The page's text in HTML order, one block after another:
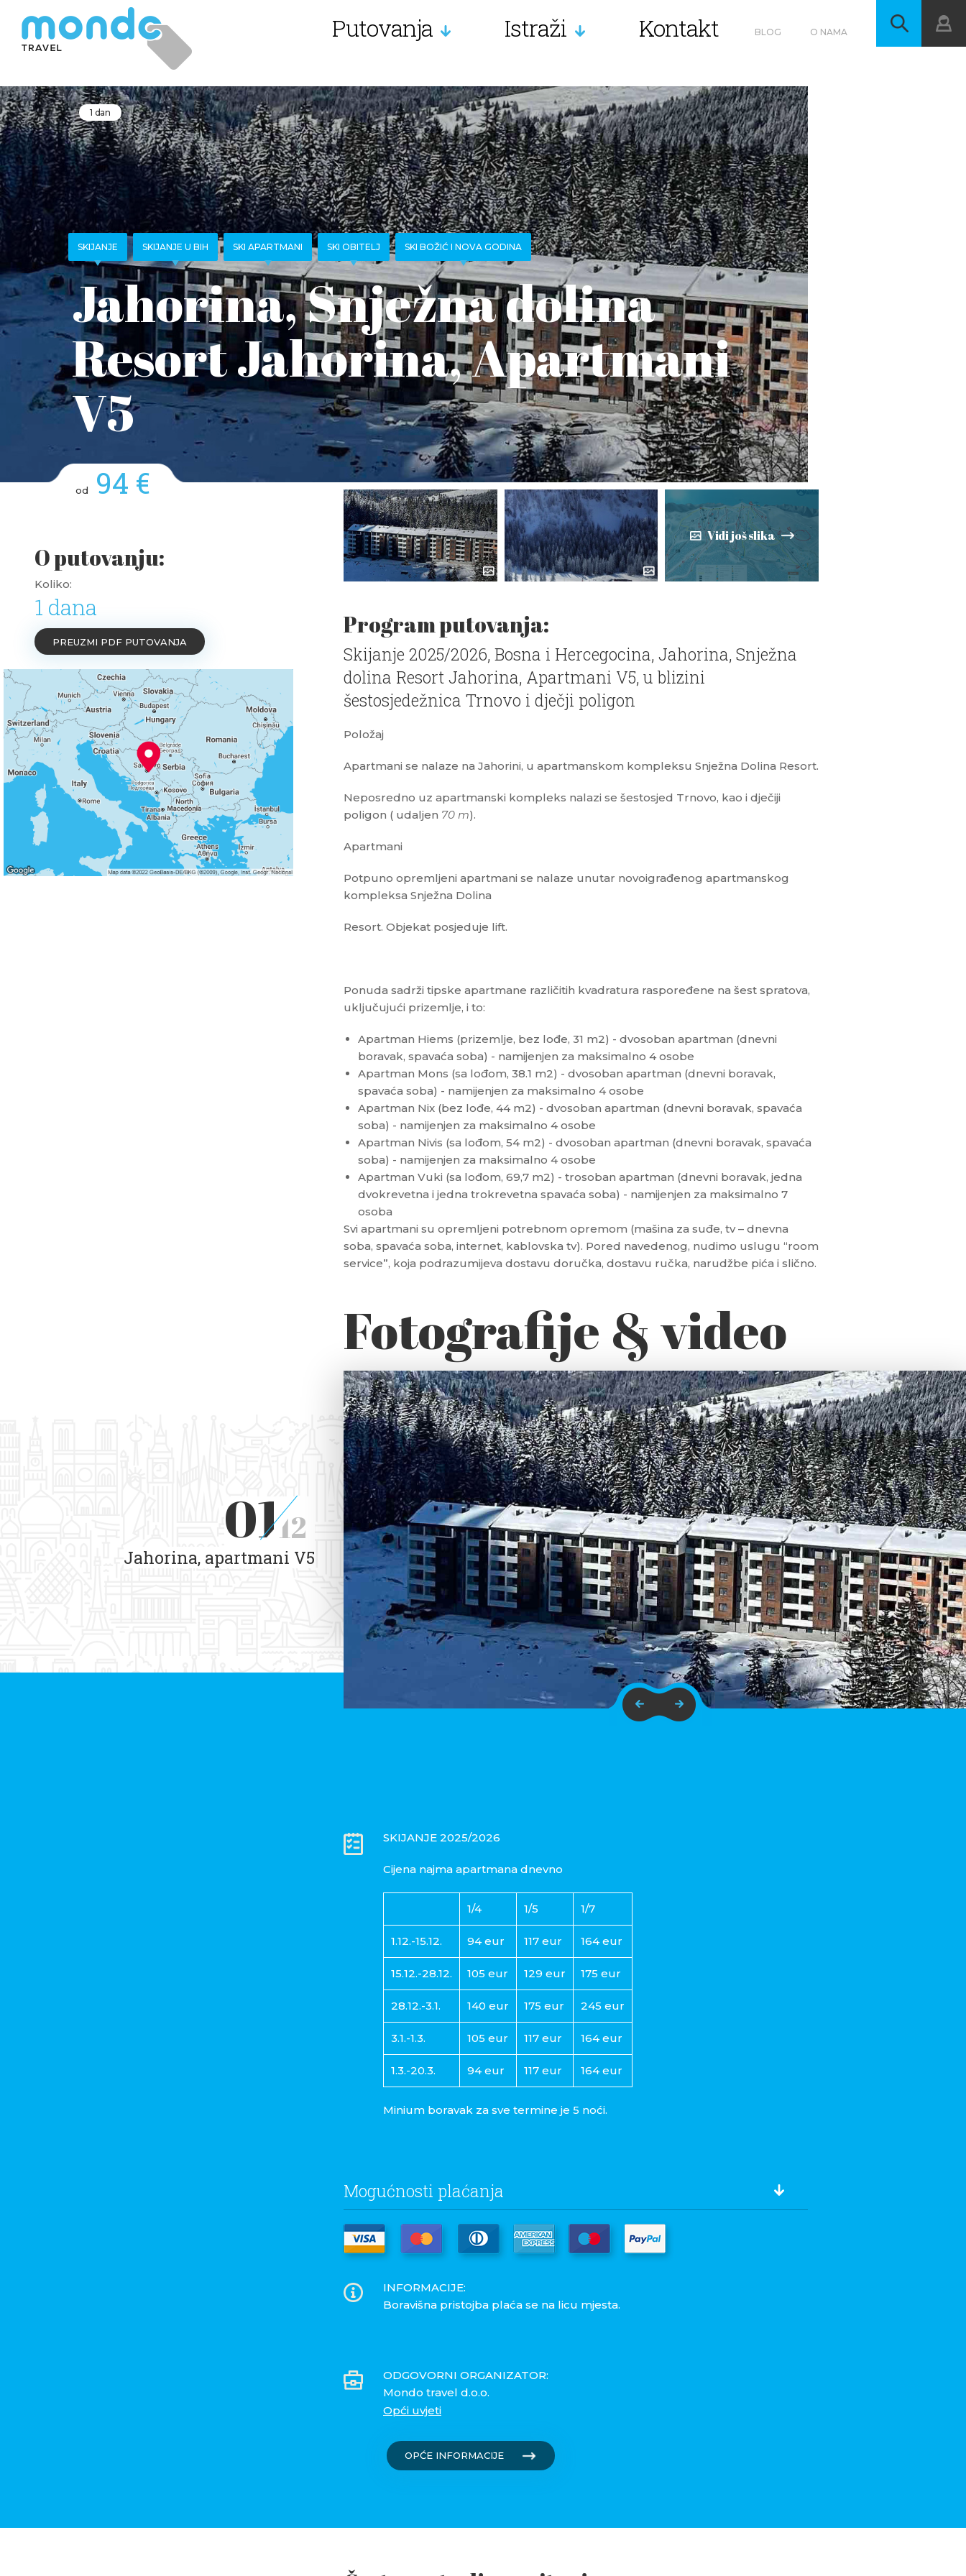
Putovanja Istraži Kontakt BLOG O NAMA
1 dan
SKIJANJE SKIJANJE U BIH SKI APARTMANI SKI OBITELJ SKI BOŽIĆ I NOVA GODINA
Jahorina, Snježna dolina
Resort Jahorina, Apartmani
V5
od 94 €
O putovanju:
Koliko:
1 dana
PREUZMI PDF PUTOVANJA
Vidi još slika
Program putovanja:
Skijanje 2025/2026, Bosna i Hercegocina, Jahorina, Snježna
dolina Resort Jahorina, Apartmani V5, u blizini
šestosjedežnica Trnovo i dječji poligon
Položaj
Apartmani se nalaze na Jahorini, u apartmanskom kompleksu Snježna Dolina Resort.
Neposredno uz apartmanski kompleks nalazi se šestosjed Trnovo, kao i dječiji
poligon ( udaljen 70 m).
Apartmani
Potpuno opremljeni apartmani se nalaze unutar novoigrađenog apartmanskog
kompleksa Snježna Dolina
Resort. Objekat posjeduje lift.
Ponuda sadrži tipske apartmane različitih kvadratura raspoređene na šest spratova,
uključujući prizemlje, i to:
Apartman Hiems (prizemlje, bez lođe, 31 m2) - dvosoban apartman (dnevni
boravak, spavaća soba) - namijenjen za maksimalno 4 osobe
Apartman Mons (sa lođom, 38.1 m2) - dvosoban apartman (dnevni boravak,
spavaća soba) - namijenjen za maksimalno 4 osobe
Apartman Nix (bez lođe, 44 m2) - dvosoban apartman (dnevni boravak, spavaća
soba) - namijenjen za maksimalno 4 osobe
Apartman Nivis (sa lođom, 54 m2) - dvosoban apartman (dnevni boravak, spavaća
soba) - namijenjen za maksimalno 4 osobe
Apartman Vuki (sa lođom, 69,7 m2) - trosoban apartman (dnevni boravak, jedna
dvokrevetna i jedna trokrevetna spavaća soba) - namijenjen za maksimalno 7
osoba
Svi apartmani su opremljeni potrebnom opremom (mašina za suđe, tv – dnevna
soba, spavaća soba, internet, kablovska tv). Pored navedenog, nudimo uslugu “room
service”, koja podrazumijeva dostavu doručka, dostavu ručka, narudžbe pića i slično.
Fotografije & video
0112
Jahorina, apartmani V5
SKIJANJE 2025/2026
Cijena najma apartmana dnevno
1/4 1/5 1/7
1.12.-15.12. 94 eur 117 eur 164 eur
15.12.-28.12. 105 eur 129 eur 175 eur
28.12.-3.1. 140 eur 175 eur 245 eur
3.1.-1.3. 105 eur 117 eur 164 eur
1.3.-20.3. 94 eur 117 eur 164 eur
Minium boravak za sve termine je 5 noći.
Mogućnosti plaćanja
INFORMACIJE:
Boravišna pristojba plaća se na licu mjesta.
ODGOVORNI ORGANIZATOR:
Mondo travel d.o.o.
Opći uvjeti
OPĆE INFORMACIJE